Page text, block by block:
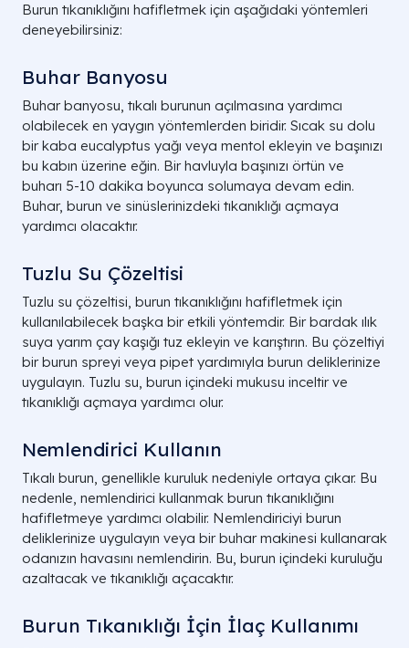
Burun tıkanıklığını hafifletmek için aşağıdaki yöntemleri
deneyebilirsiniz:
Buhar Banyosu
Buhar banyosu, tıkalı burunun açılmasına yardımcı
olabilecek en yaygın yöntemlerden biridir. Sıcak su dolu
bir kaba eucalyptus yağı veya mentol ekleyin ve başınızı
bu kabın üzerine eğin. Bir havluyla başınızı örtün ve
buharı 5-10 dakika boyunca solumaya devam edin.
Buhar, burun ve sinüslerinizdeki tıkanıklığı açmaya
yardımcı olacaktır.
Tuzlu Su Çözeltisi
Tuzlu su çözeltisi, burun tıkanıklığını hafifletmek için
kullanılabilecek başka bir etkili yöntemdir. Bir bardak ılık
suya yarım çay kaşığı tuz ekleyin ve karıştırın. Bu çözeltiyi
bir burun spreyi veya pipet yardımıyla burun deliklerinize
uygulayın. Tuzlu su, burun içindeki mukusu inceltir ve
tıkanıklığı açmaya yardımcı olur.
Nemlendirici Kullanın
Tıkalı burun, genellikle kuruluk nedeniyle ortaya çıkar. Bu
nedenle, nemlendirici kullanmak burun tıkanıklığını
hafifletmeye yardımcı olabilir. Nemlendiriciyi burun
deliklerinize uygulayın veya bir buhar makinesi kullanarak
odanızın havasını nemlendirin. Bu, burun içindeki kuruluğu
azaltacak ve tıkanıklığı açacaktır.
Burun Tıkanıklığı İçin İlaç Kullanımı